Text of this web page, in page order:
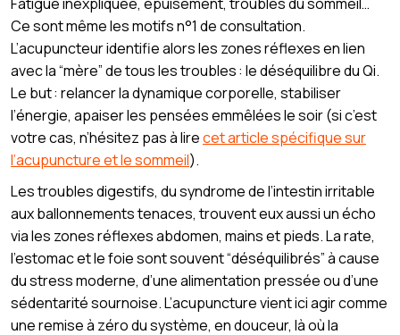
Ce sont même les motifs n°1 de consultation.
L’acupuncteur identifie alors les zones réflexes en lien
avec la “mère” de tous les troubles : le déséquilibre du Qi.
Le but : relancer la dynamique corporelle, stabiliser
l’énergie, apaiser les pensées emmêlées le soir (si c’est
votre cas, n’hésitez pas à lirecet article spécifique sur
l’acupuncture et le sommeil).
Les troubles digestifs, du syndrome de l’intestin irritable
aux ballonnements tenaces, trouvent eux aussi un écho
via les zones réflexes abdomen, mains et pieds. La rate,
l’estomac et le foie sont souvent “déséquilibrés” à cause
du stress moderne, d’une alimentation pressée ou d’une
sédentarité sournoise. L’acupuncture vient ici agir comme
une remise à zéro du système, en douceur, là où la